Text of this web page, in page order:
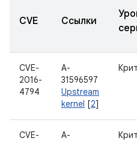
CVE Ссылки
CVE-
2016-
4794
A-
31596597
Upstream
kernel [2]
CVE-
A-